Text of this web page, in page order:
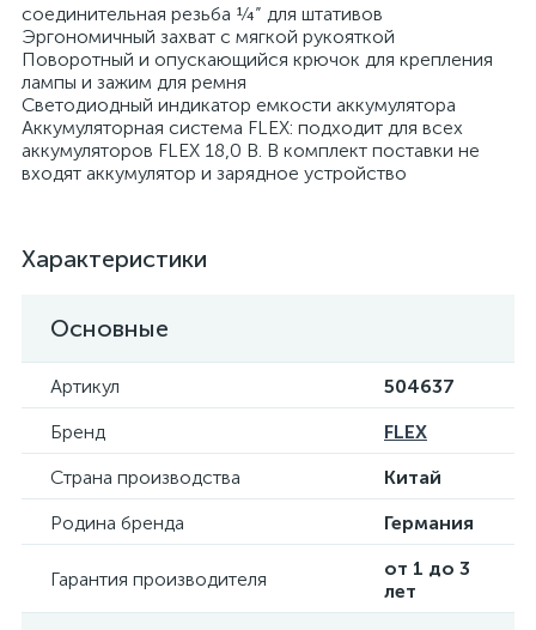
соединительная резьба ¼” для штативов
Эргономичный захват с мягкой рукояткой
Поворотный и опускающийся крючок для крепления
лампы и зажим для ремня
Светодиодный индикатор емкости аккумулятора
Аккумуляторная система FLEX: подходит для всех
аккумуляторов FLEX 18,0 В. В комплект поставки не
входят аккумулятор и зарядное устройство
Характеристики
Основные
Артикул
504637
Бренд
FLEX
Страна производства
Китай
Родина бренда
Германия
Гарантия производителя
от 1 до 3
лет